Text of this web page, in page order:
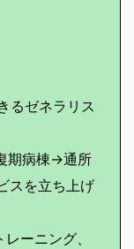
るゼネラリス
期病棟→通所
スを立ち上げ
ーニング、